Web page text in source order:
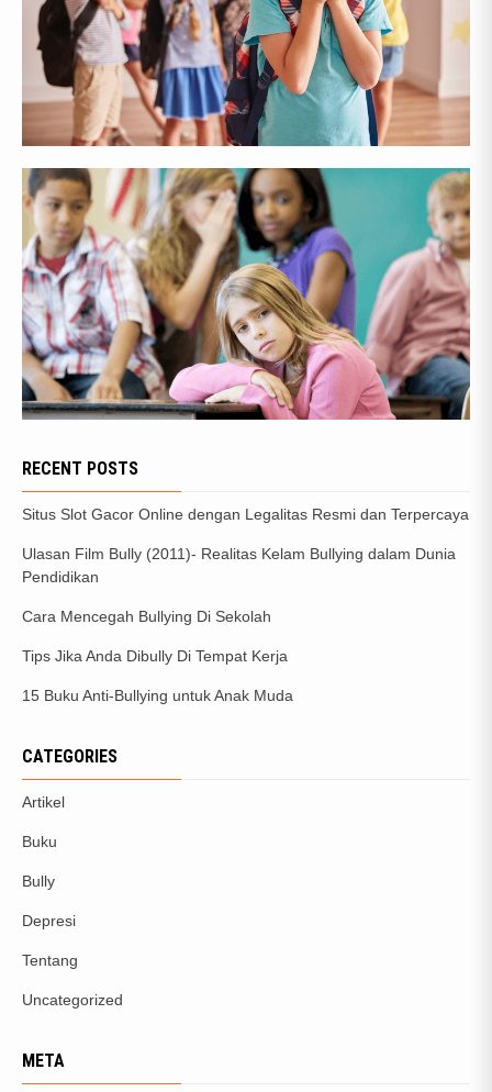
RECENT POSTS
Situs Slot Gacor Online dengan Legalitas Resmi dan Terpercaya
Ulasan Film Bully (2011)- Realitas Kelam Bullying dalam Dunia
Pendidikan
Cara Mencegah Bullying Di Sekolah
Tips Jika Anda Dibully Di Tempat Kerja
15 Buku Anti-Bullying untuk Anak Muda
CATEGORIES
Artikel
Buku
Bully
Depresi
Tentang
Uncategorized
META